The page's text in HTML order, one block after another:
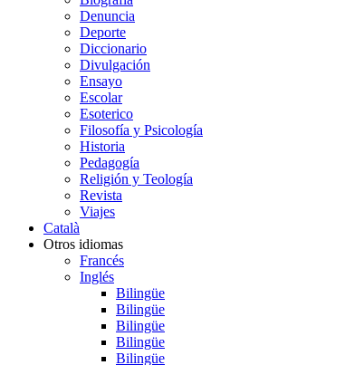
Denuncia
Deporte
Diccionario
Divulgación
Ensayo
Escolar
Esoterico
Filosofía y Psicología
Historia
Pedagogía
Religión y Teología
Revista
Viajes
Català
Otros idiomas
Francés
Inglés
Bilingüe
Bilingüe
Bilingüe
Bilingüe
Bilingüe